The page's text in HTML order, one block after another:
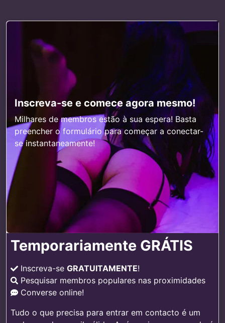
Inscreva-se e comece agora mesmo!
Milhares de membros estão à sua espera! Basta
preencher o formulário para começar a conectar-
se instantaneamente!
Temporariamente GRÁTIS
Inscreva-se GRATUITAMENTE!
Pesquisar membros populares nas proximidades
Converse online!
Tudo o que precisa para entrar em contacto é um